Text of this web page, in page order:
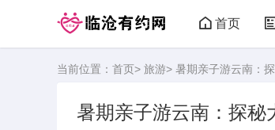
首页
当前位置： 首页> 旅游> 暑期亲子游云南：
暑期亲子游云南：探秘